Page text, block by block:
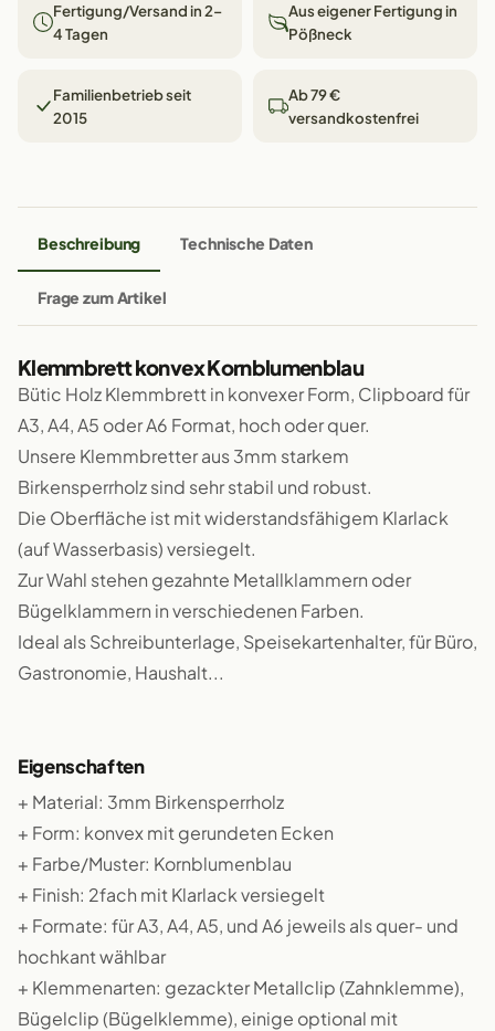
Fertigung/Versand in 2–
4 Tagen
Aus eigener Fertigung in
Pößneck
Familienbetrieb seit
2015
Ab 79 €
versandkostenfrei
Beschreibung Technische Daten
Frage zum Artikel
Klemmbrett konvex Kornblumenblau
Bütic Holz Klemmbrett in konvexer Form, Clipboard für
A3, A4, A5 oder A6 Format, hoch oder quer.
Unsere Klemmbretter aus 3mm starkem
Birkensperrholz sind sehr stabil und robust.
Die Oberfläche ist mit widerstandsfähigem Klarlack
(auf Wasserbasis) versiegelt.
Zur Wahl stehen gezahnte Metallklammern oder
Bügelklammern in verschiedenen Farben.
Ideal als Schreibunterlage, Speisekartenhalter, für Büro,
Gastronomie, Haushalt...
Eigenschaften
+ Material: 3mm Birkensperrholz
+ Form: konvex mit gerundeten Ecken
+ Farbe/Muster: Kornblumenblau
+ Finish: 2fach mit Klarlack versiegelt
+ Formate: für A3, A4, A5, und A6 jeweils als quer- und
hochkant wählbar
+ Klemmenarten: gezackter Metallclip (Zahnklemme),
Bügelclip (Bügelklemme), einige optional mit